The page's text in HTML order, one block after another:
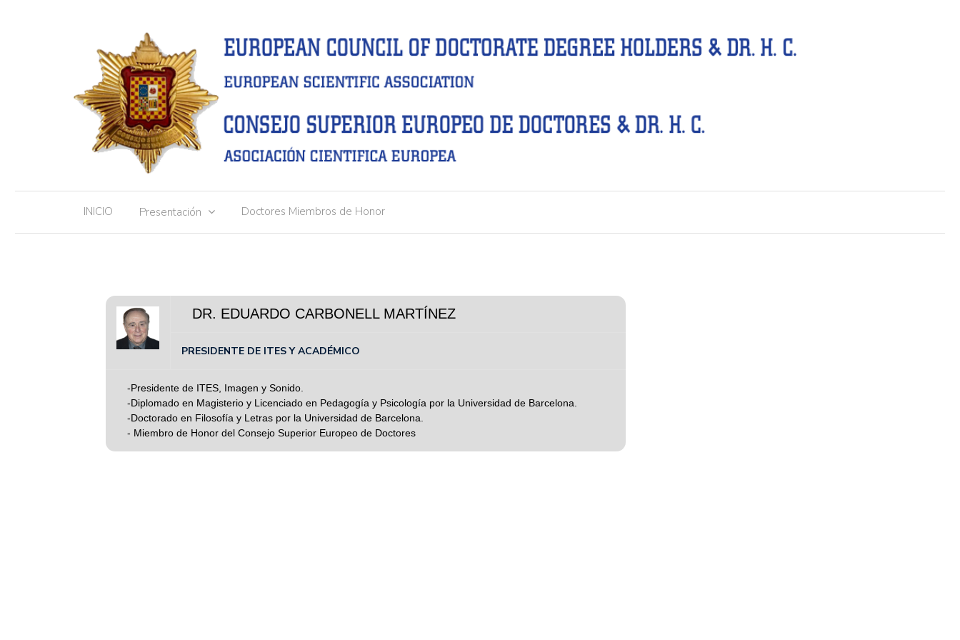
INICIO Presentación Doctores Miembros de Honor
DR. EDUARDO CARBONELL MARTÍNEZ
PRESIDENTE DE ITES Y ACADÉMICO
-Presidente de ITES, Imagen y Sonido.
-Diplomado en Magisterio y Licenciado en Pedagogía y Psicología por la Universidad de Barcelona.
-Doctorado en Filosofía y Letras por la Universidad de Barcelona.
- Miembro de Honor del Consejo Superior Europeo de Doctores